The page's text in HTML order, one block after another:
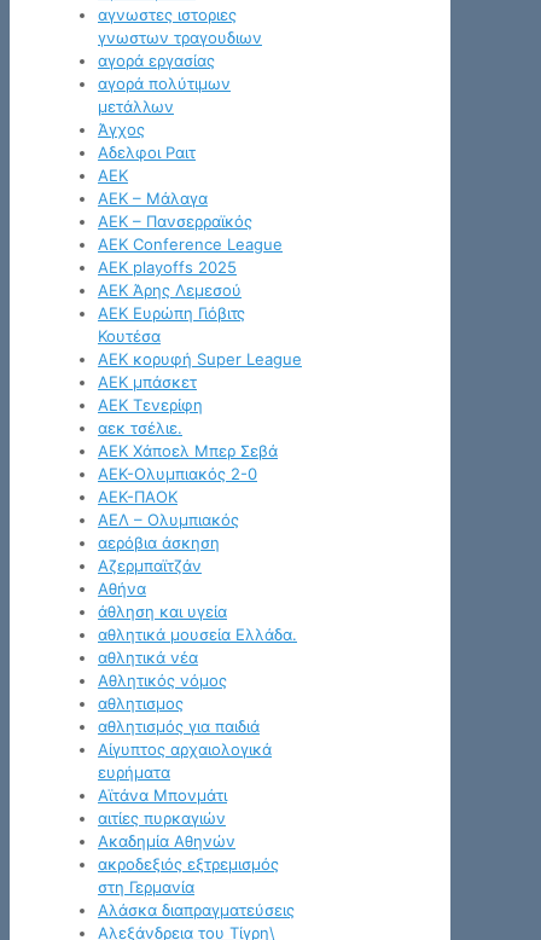
αγνωστες ιστοριες
γνωστων τραγουδιων
αγορά εργασίας
αγορά πολύτιμων
μετάλλων
Άγχος
Αδελφοι Ραιτ
ΑΕΚ
ΑΕΚ – Μάλαγα
ΑΕΚ – Πανσερραϊκός
ΑΕΚ Conference League
ΑΕΚ playoffs 2025
ΑΕΚ Άρης Λεμεσού
ΑΕΚ Ευρώπη Γιόβιτς
Κουτέσα
ΑΕΚ κορυφή Super League
ΑΕΚ μπάσκετ
ΑΕΚ Τενερίφη
αεκ τσέλιε.
ΑΕΚ Χάποελ Μπερ Σεβά
ΑΕΚ-Ολυμπιακός 2-0
ΑΕΚ-ΠΑΟΚ
ΑΕΛ – Ολυμπιακός
αερόβια άσκηση
Αζερμπαϊτζάν
Αθήνα
άθληση και υγεία
αθλητικά μουσεία Ελλάδα.
αθλητικά νέα
Αθλητικός νόμος
αθλητισμος
αθλητισμός για παιδιά
Αίγυπτος αρχαιολογικά
ευρήματα
Αϊτάνα Μπονμάτι
αιτίες πυρκαγιών
Ακαδημία Αθηνών
ακροδεξιός εξτρεμισμός
στη Γερμανία
Αλάσκα διαπραγματεύσεις
Αλεξάνδρεια του Τίγρη\